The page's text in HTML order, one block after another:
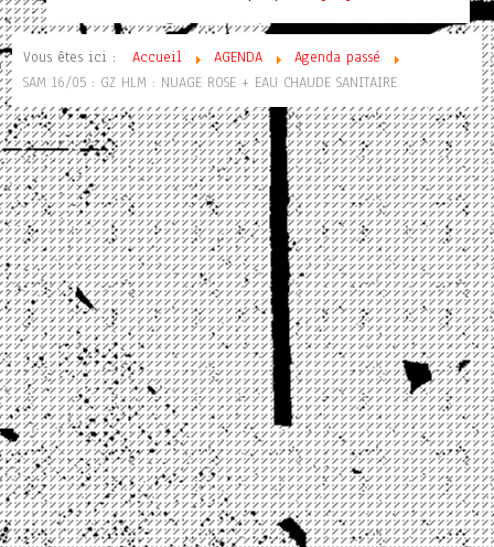
Vous êtes ici : Accueil AGENDA
Agenda passé
SAM 16/05 : GZ HLM : NUAGE ROSE + EAU CHAUDE SANITAIRE